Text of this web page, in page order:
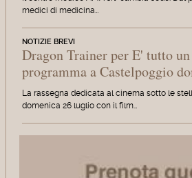
medici di medicina…
NOTIZIE BREVI
Dragon Trainer per E' tutto
programma a Castelpoggio
La rassegna dedicata al cinema sotto le
domenica 26 luglio con il film…